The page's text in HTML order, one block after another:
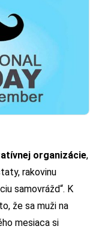
organizácie,
rakovinu
samovrážd“. K
že sa muži na
mesiaca si